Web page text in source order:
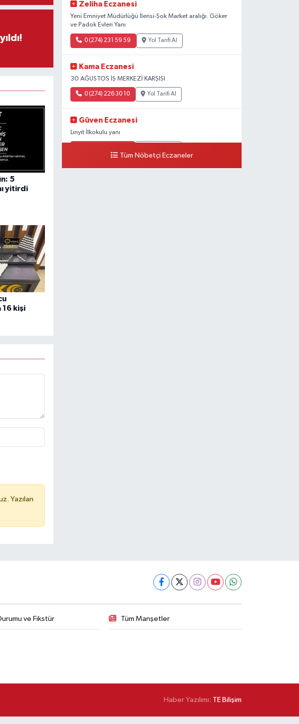
5
yitirdi
16 kişi
Yazılan
Zeliha Eczanesi
Yeni Emniyet Müdürlüğü İlerisi-Şok Market aralığı. Göker
ve Padok Evleri Yanı
0 (274) 231 59 59 Yol Tarifi Al
Kama Eczanesi
30 AĞUSTOS İŞ MERKEZİ KARŞISI
0 (274) 226 30 10 Yol Tarifi Al
Güven Eczanesi
Linyit İlkokulu yanı
Tüm Nöbetçi Eczaneler
ve Fikstür Tüm Manşetler
Haber Yazılımı: TE Bilişim